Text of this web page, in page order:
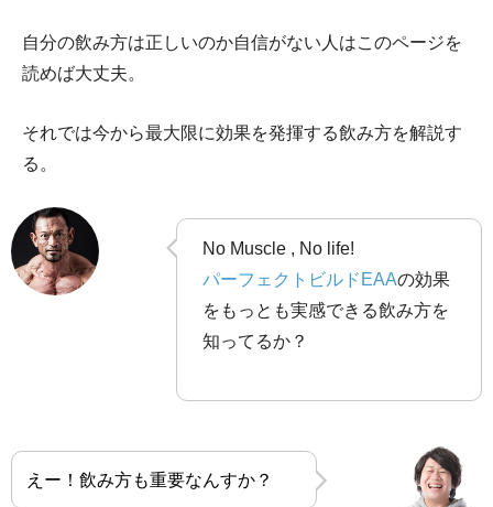
自分の飲み方は正しいのか自信がない人はこのページを
読めば大丈夫。
それでは今から最大限に効果を発揮する飲み方を解説す
る。
No Muscle , No life!
パーフェクトビルドEAAの効果
をもっとも実感できる飲み方を
知ってるか？
えー！飲み方も重要なんすか？